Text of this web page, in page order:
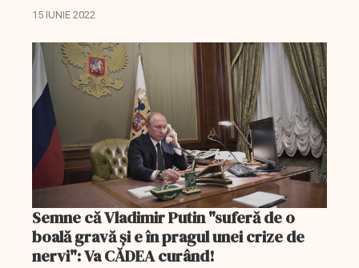
extraterestre, potrivit unei relatări a publicației
15 IUNIE 2022
Semne că Vladimir Putin "suferă de o
boală gravă și e în pragul unei crize de
nervi": Va CĂDEA curând!